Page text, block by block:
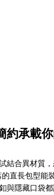
約承載
結合異材質
直長包型能
與隱藏口袋都